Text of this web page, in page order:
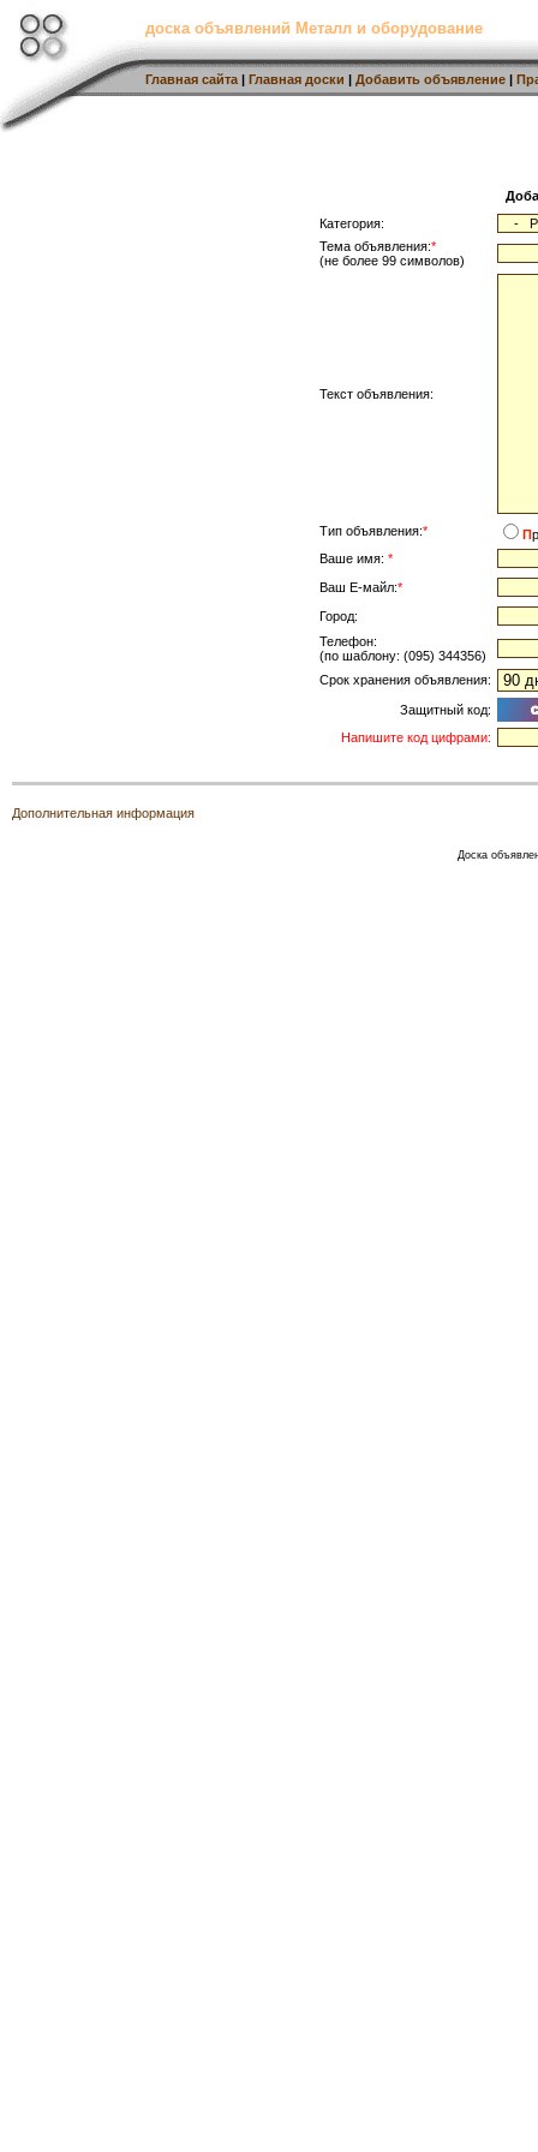
доска объявлений Металл и оборудование
Главная сайта | Главная доски | Добавить объявление |
Категория:
Тема объявления:*
(не более 99 символов)
Текст объявления:
Тип объявления:* П
Ваше имя: *
Ваш Е-майл:*
Город:
Телефон:
(по шаблону: (095) 344356)
Срок хранения объявления:
Защитный код:
Напишите код цифрами:
Дополнительная информация
Доска